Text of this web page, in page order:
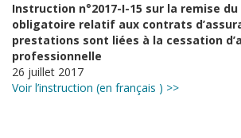
Instruction n°2017-I-15 sur la remise
obligatoire relatif aux contrats
prestations sont liées à la cessation
professionnelle
26 juillet 2017
Voir l’instruction (en français ) >>